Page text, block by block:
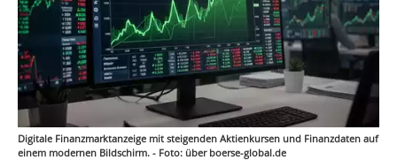
Digitale Finanzmarktanzeige mit steigenden Aktienkursen und Finanzdaten auf
einem modernen Bildschirm. - Foto: über boerse-global.de